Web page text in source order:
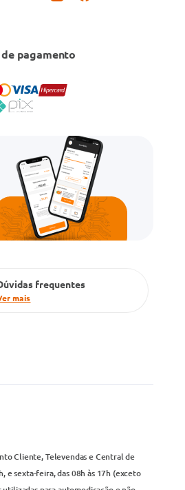
pagamento
frequentes
mais
Cliente, Televendas e Central de
e sexta-feira, das 08h às 17h (exceto